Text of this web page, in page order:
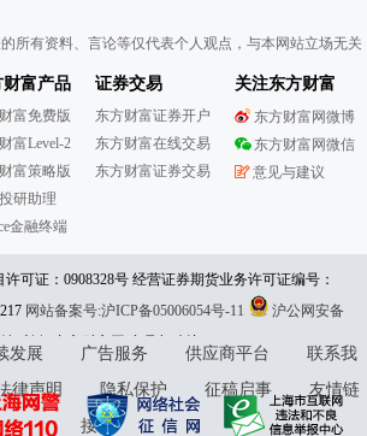
所有资料、言论等仅代表个人观点，与本网站立场无
财富产品
富免费版
富Level-2
富策略版
研助理
金融终端
证券交易
东方财富证券开户
东方财富在线交易
东方财富证券交易
关注东方财富
东方财富网微博
东方财富网微信
意见与建议
可证：0908328号 经营证券期货业务许可证编号：
违法和不良信息举报:021-61278686 举报邮箱：
jubao@eastmoney.com
网站备案号:沪ICP备05006054号-11
沪公网安备
所有:东方财富网意见与建议:4000300059/952500
发展 广告服务 供应商平台
联系我
律声明 隐私保护 征稿启事
友情链
接